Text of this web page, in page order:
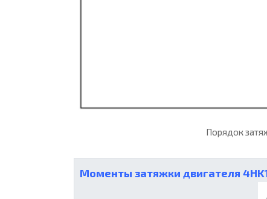
Порядок
Моменты затяжки двигателя